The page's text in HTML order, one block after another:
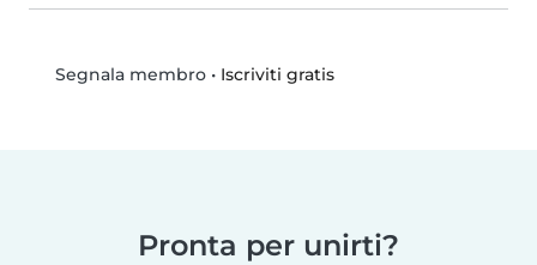
Segnala membro• Iscriviti gratis
Pronta per unirti?